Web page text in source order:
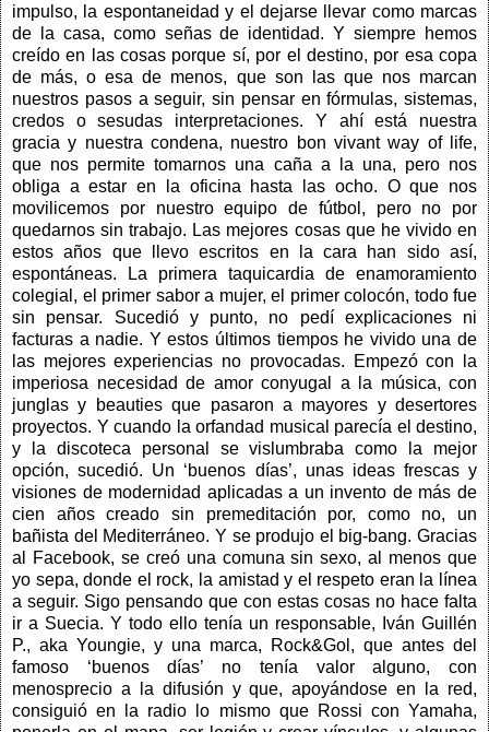
impulso, la espontaneidad y el dejarse llevar como marcas
de la casa, como señas de identidad. Y siempre hemos
creído en las cosas porque sí, por el destino, por esa copa
de más, o esa de menos, que son las que nos marcan
nuestros pasos a seguir, sin pensar en fórmulas, sistemas,
credos o sesudas interpretaciones. Y ahí está nuestra
gracia y nuestra condena, nuestro bon vivant way of life,
que nos permite tomarnos una caña a la una, pero nos
obliga a estar en la oficina hasta las ocho. O que nos
movilicemos por nuestro equipo de fútbol, pero no por
quedarnos sin trabajo. Las mejores cosas que he vivido en
estos años que llevo escritos en la cara han sido así,
espontáneas. La primera taquicardia de enamoramiento
colegial, el primer sabor a mujer, el primer colocón, todo fue
sin pensar. Sucedió y punto, no pedí explicaciones ni
facturas a nadie. Y estos últimos tiempos he vivido una de
las mejores experiencias no provocadas. Empezó con la
imperiosa necesidad de amor conyugal a la música, con
junglas y beauties que pasaron a mayores y desertores
proyectos. Y cuando la orfandad musical parecía el destino,
y la discoteca personal se vislumbraba como la mejor
opción, sucedió. Un ‘buenos días’, unas ideas frescas y
visiones de modernidad aplicadas a un invento de más de
cien años creado sin premeditación por, como no, un
bañista del Mediterráneo. Y se produjo el big-bang. Gracias
al Facebook, se creó una comuna sin sexo, al menos que
yo sepa, donde el rock, la amistad y el respeto eran la línea
a seguir. Sigo pensando que con estas cosas no hace falta
ir a Suecia. Y todo ello tenía un responsable, Iván Guillén
P., aka Youngie, y una marca, Rock&Gol, que antes del
famoso ‘buenos días’ no tenía valor alguno, con
menosprecio a la difusión y que, apoyándose en la red,
consiguió en la radio lo mismo que Rossi con Yamaha,